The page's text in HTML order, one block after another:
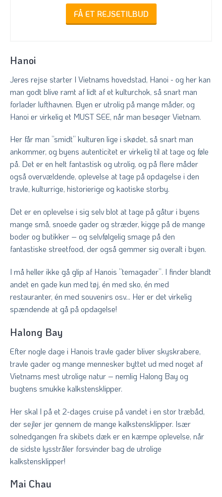
FÅ ET REJSETILBUD
Hanoi
Jeres rejse starter I Vietnams hovedstad, Hanoi - og her kan
man godt blive ramt af lidt af et kulturchok, så snart man
forlader lufthavnen. Byen er utrolig på mange måder, og
Hanoi er virkelig et MUST SEE, når man besøger Vietnam.
Her får man ”smidt” kulturen lige i skødet, så snart man
ankommer, og byens autenticitet er virkelig til at tage og føle
på. Det er en helt fantastisk og utrolig, og på flere måder
også overvældende, oplevelse at tage på opdagelse i den
travle, kulturrige, historierige og kaotiske storby.
Det er en oplevelse i sig selv blot at tage på gåtur i byens
mange små, snoede gader og stræder, kigge på de mange
boder og butikker – og selvfølgelig smage på den
fantastiske streetfood, der også gemmer sig overalt i byen.
I må heller ikke gå glip af Hanois ”temagader”. I finder blandt
andet en gade kun med tøj, én med sko, én med
restauranter, én med souvenirs osv... Her er det virkelig
spændende at gå på opdagelse!
Halong Bay
Efter nogle dage i Hanois travle gader bliver skyskrabere,
travle gader og mange mennesker byttet ud med noget af
Vietnams mest utrolige natur – nemlig Halong Bay og
bugtens smukke kalkstensklipper.
Her skal I på et 2-dages cruise på vandet i en stor træbåd,
der sejler jer gennem de mange kalkstensklipper. Især
solnedgangen fra skibets dæk er en kæmpe oplevelse, når
de sidste lysstråler forsvinder bag de utrolige
kalkstensklipper!
Mai Chau